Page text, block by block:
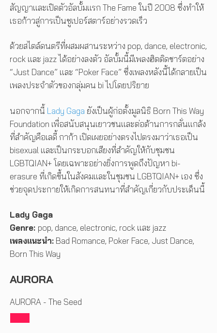
สัญญาและเปิดตัวอัลบั้มแรก The Fame ในปี 2008 ซึ่งทำให้
เธอก้าวสู่การเป็นซูเปอร์สตาร์อย่างรวดเร็ว
ด้วยสไตล์ดนตรีที่ผสมผสานระหว่าง pop, dance, electronic,
rock และ jazz ได้อย่างลงตัว อัลบั้มนี้มีเพลงฮิตติดชาร์ตอย่าง
“Just Dance” และ “Poker Face” ซึ่งเพลงหลังนี้ได้กลายเป็น
เพลงประจำตัวของกลุ่มคน bi ไปโดยปริยาย
นอกจากนี้ Lady Gaga ยังเป็นผู้ก่อตั้งมูลนิธิ Born This Way
Foundation เพื่อสนับสนุนเยาวชนและต่อต้านการกลั่นแกล้ง
ที่สำคัญคือเลดี้ กาก้า เปิดเผยอย่างตรงไปตรงมาว่าเธอเป็น
bisexual และเป็นกระบอกเสียงที่สำคัญให้กับชุมชน
LGBTQIAN+ โดยเฉพาะอย่างยิ่งการพูดถึงปัญหา bi-
erasure ที่เกิดขึ้นในสังคมและในชุมชน LGBTQIAN+ เอง ซึ่ง
ช่วยจุดประกายให้เกิดการสนทนาที่สำคัญเกี่ยวกับประเด็นนี้
Lady Gaga
Genre: pop, dance, electronic, rock และ jazz
เพลงแนะนำ: Bad Romance, Poker Face, Just Dance,
Born This Way
AURORA
AURORA - The Seed